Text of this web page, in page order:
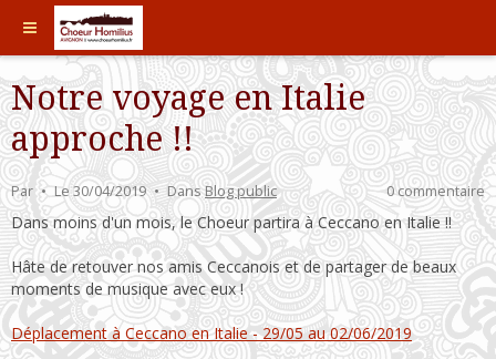
Notre voyage en Italie
approche !!
Par Le 30/04/2019 DansBlog public 0 commentaire
Dans moins d'un mois, le Choeur partira à Ceccano en Italie !!
Hâte de retouver nos amis Ceccanois et de partager de beaux
moments de musique avec eux !
Déplacement à Ceccano en Italie - 29/05 au 02/06/2019